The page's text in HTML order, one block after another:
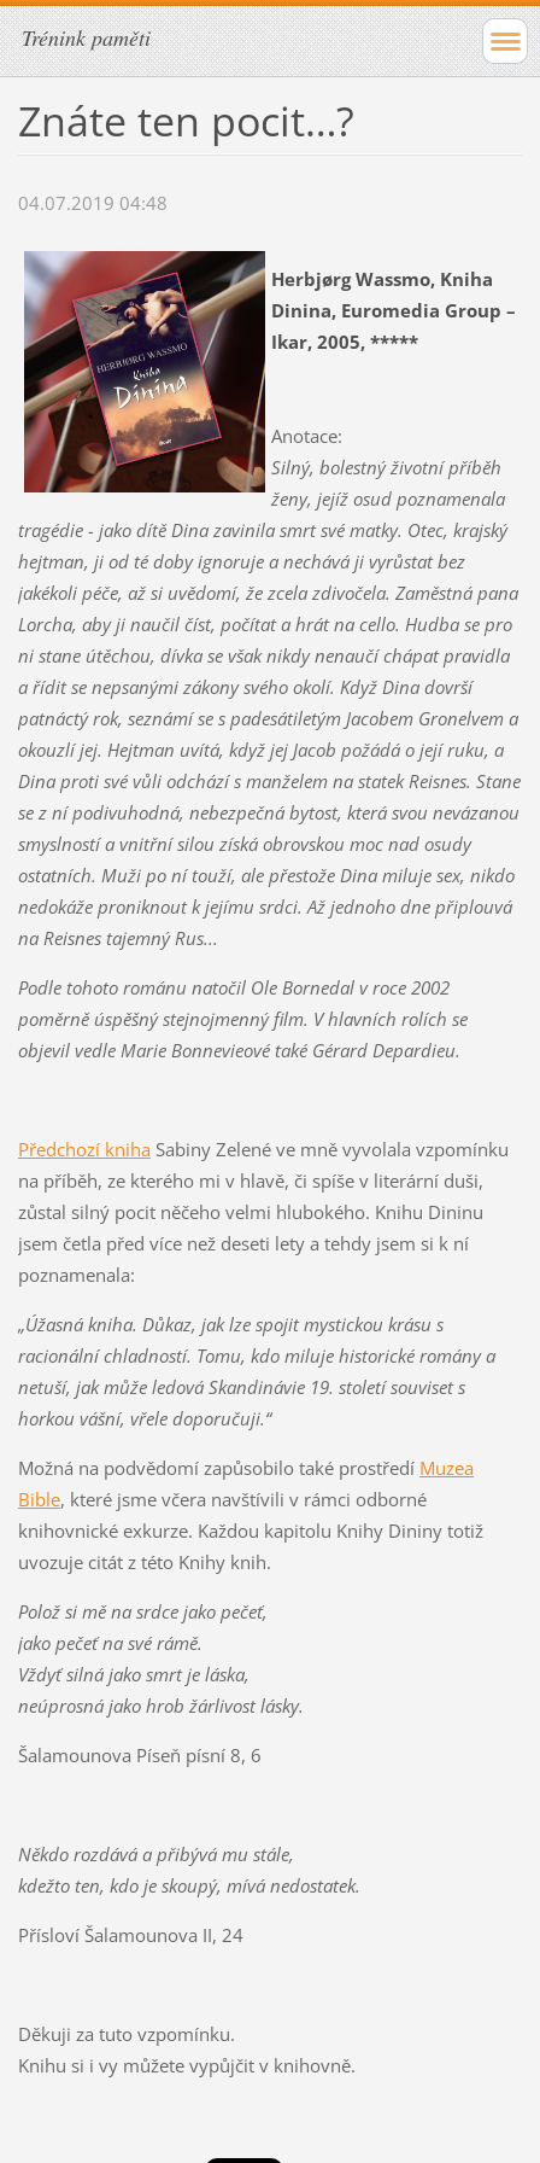
Trénink paměti
Znáte ten pocit…?
04.07.2019 04:48
Herbjørg Wassmo, Kniha
Dinina, Euromedia Group –
Ikar, 2005, *****
Anotace:
Silný, bolestný životní příběh
ženy, jejíž osud poznamenala
tragédie - jako dítě Dina zavinila smrt své matky. Otec, krajský
hejtman, ji od té doby ignoruje a nechává ji vyrůstat bez
jakékoli péče, až si uvědomí, že zcela zdivočela. Zaměstná pana
Lorcha, aby ji naučil číst, počítat a hrát na cello. Hudba se pro
ni stane útěchou, dívka se však nikdy nenaučí chápat pravidla
a řídit se nepsanými zákony svého okolí. Když Dina dovrší
patnáctý rok, seznámí se s padesátiletým Jacobem Gronelvem a
okouzlí jej. Hejtman uvítá, když jej Jacob požádá o její ruku, a
Dina proti své vůli odchází s manželem na statek Reisnes. Stane
se z ní podivuhodná, nebezpečná bytost, která svou nevázanou
smyslností a vnitřní silou získá obrovskou moc nad osudy
ostatních. Muži po ní touží, ale přestože Dina miluje sex, nikdo
nedokáže proniknout k jejímu srdci. Až jednoho dne připlouvá
na Reisnes tajemný Rus...
Podle tohoto románu natočil Ole Bornedal v roce 2002
poměrně úspěšný stejnojmenný film. V hlavních rolích se
objevil vedle Marie Bonnevieové také Gérard Depardieu.
Předchozí knihaSabiny Zelené ve mně vyvolala vzpomínku
na příběh, ze kterého mi v hlavě, či spíše v literární duši,
zůstal silný pocit něčeho velmi hlubokého. Knihu Dininu
jsem četla před více než deseti lety a tehdy jsem si k ní
poznamenala:
„Úžasná kniha. Důkaz, jak lze spojit mystickou krásu s
racionální chladností. Tomu, kdo miluje historické romány a
netuší, jak může ledová Skandinávie 19. století souviset s
horkou vášní, vřele doporučuji.“
Možná na podvědomí zapůsobilo také prostředí Muzea
Bible, které jsme včera navštívili v rámci odborné
knihovnické exkurze. Každou kapitolu Knihy Dininy totiž
uvozuje citát z této Knihy knih.
Polož si mě na srdce jako pečeť,
jako pečeť na své rámě.
Vždyť silná jako smrt je láska,
neúprosná jako hrob žárlivost lásky.
Šalamounova Píseň písní 8, 6
Někdo rozdává a přibývá mu stále,
kdežto ten, kdo je skoupý, mívá nedostatek.
Přísloví Šalamounova II, 24
Děkuji za tuto vzpomínku.
Knihu si i vy můžete vypůjčit v knihovně.